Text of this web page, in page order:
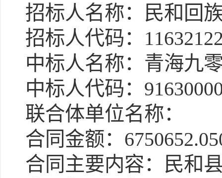
招标人名称：民和回
招标人代码：
中标人名称：青海九
中标人代码：
联合体单位名称：
合同金额：
合同主要内容：民和